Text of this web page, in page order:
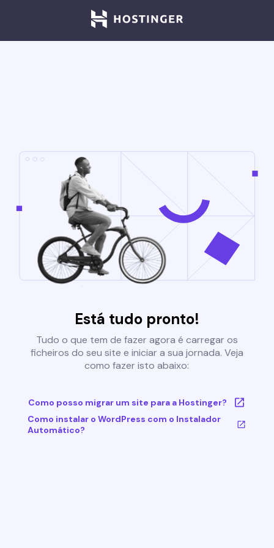
Está tudo pronto!
Tudo o que tem de fazer agora é carregar os
ficheiros do seu site e iniciar a sua jornada. Veja
como fazer isto abaixo:
Como posso migrar um site para a Hostinger?
Como instalar o WordPress com o Instalador
Automático?